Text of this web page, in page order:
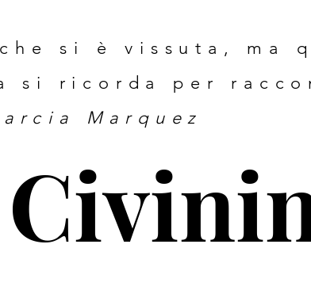
si è vissuta, ma
si ricorda per
Marquez